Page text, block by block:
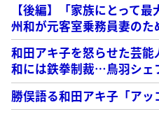
【後編】「家族にとって
州和が元客室乗務員妻のた
和田アキ子を怒らせた芸
和には鉄拳制裁…鳥羽シェ
勝俣語る和田アキ子「ア